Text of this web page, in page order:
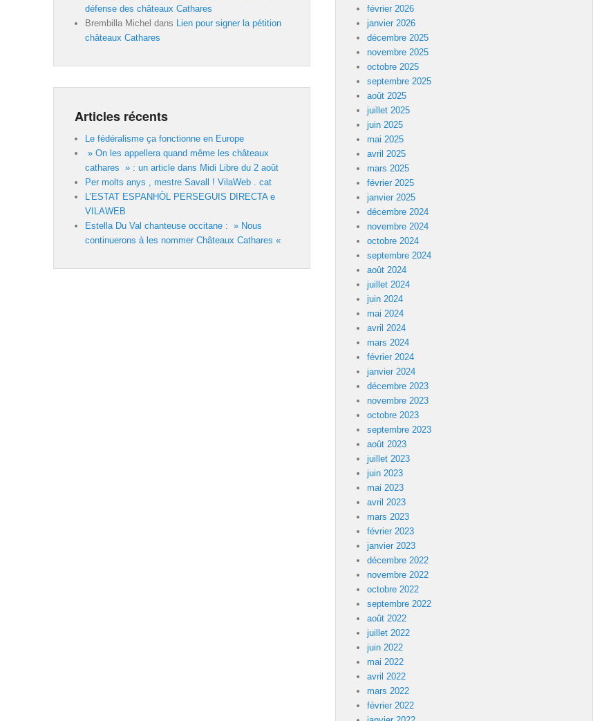
défense des châteaux Cathares
Brembilla Michel dans
Lien pour signer la pétition
châteaux Cathares
Articles récents
Le fédéralisme ça fonctionne en Europe
» On les appellera quand même les châteaux
cathares » : un article dans Midi Libre du 2 août
Per molts anys , mestre Savall ! VilaWeb . cat
L’ESTAT ESPANHÒL PERSEGUIS DIRECTA e
VILAWEB
Estella Du Val chanteuse occitane : » Nous
continuerons à les nommer Châteaux Cathares «
février 2026
janvier 2026
décembre 2025
novembre 2025
octobre 2025
septembre 2025
août 2025
juillet 2025
juin 2025
mai 2025
avril 2025
mars 2025
février 2025
janvier 2025
décembre 2024
novembre 2024
octobre 2024
septembre 2024
août 2024
juillet 2024
juin 2024
mai 2024
avril 2024
mars 2024
février 2024
janvier 2024
décembre 2023
novembre 2023
octobre 2023
septembre 2023
août 2023
juillet 2023
juin 2023
mai 2023
avril 2023
mars 2023
février 2023
janvier 2023
décembre 2022
novembre 2022
octobre 2022
septembre 2022
août 2022
juillet 2022
juin 2022
mai 2022
avril 2022
mars 2022
février 2022